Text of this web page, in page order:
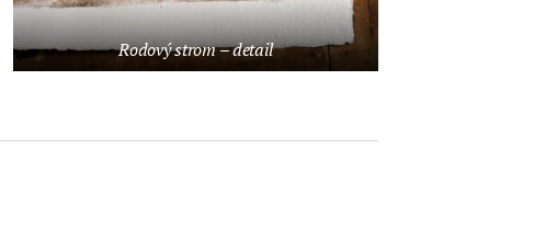
Rodový strom – detail